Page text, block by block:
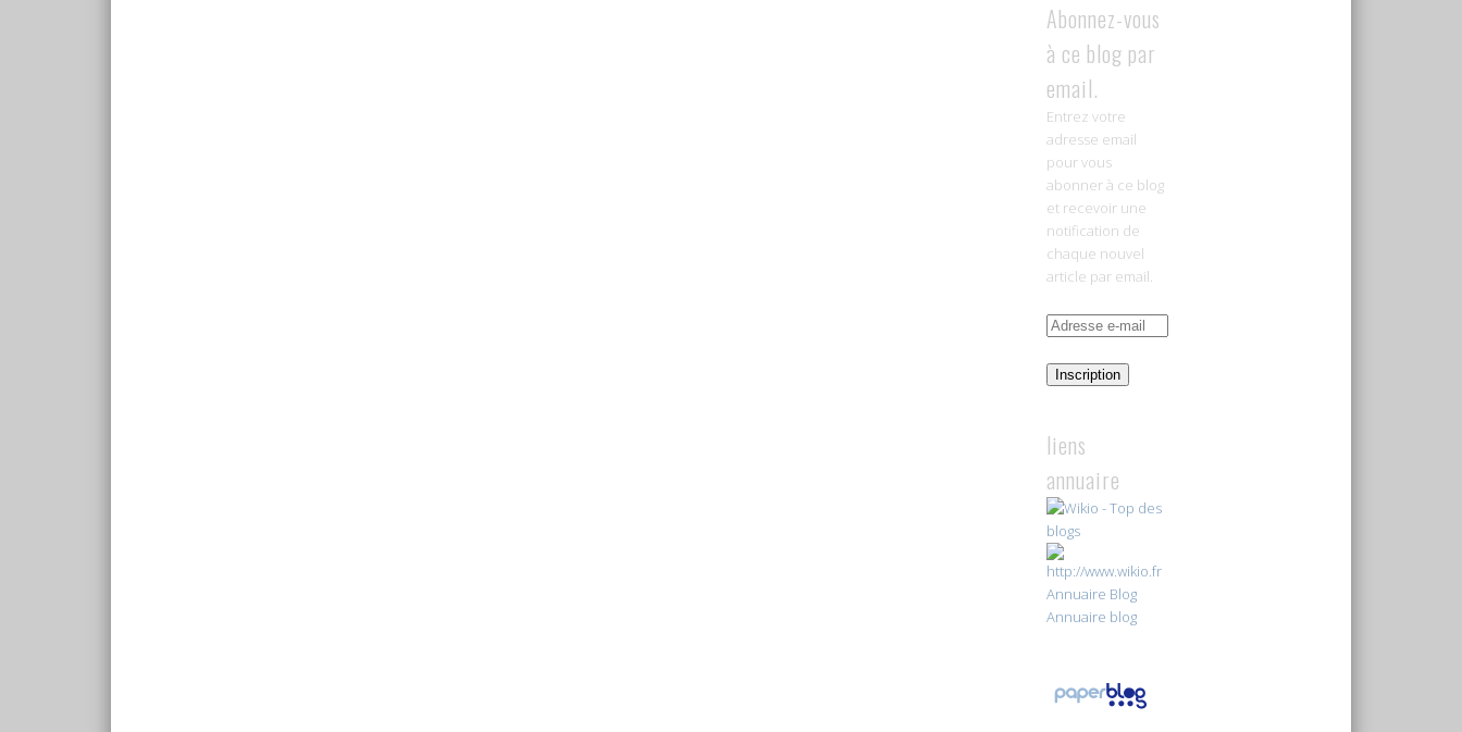
Abonnez-vous
à ce blog par
email.
Entrez votre
adresse email
pour vous
abonner à ce blog
et recevoir une
notification de
chaque nouvel
article par email.
Adresse
mailInscription
liens
annuaire
Annuaire Blog
Annuaire blog